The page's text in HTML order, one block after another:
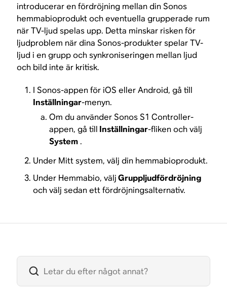
introducerar en fördröjning mellan din Sonos
hemmabioprodukt och eventuella grupperade rum
när TV-ljud spelas upp. Detta minskar risken för
ljudproblem när dina Sonos-produkter spelar TV-
ljud i en grupp och synkroniseringen mellan ljud
och bild inte är kritisk.
I Sonos-appen för iOS eller Android, gå till
Inställningar-menyn.
Om du använder Sonos S1 Controller-
appen, gå till Inställningar-fliken och välj
System.
Under Mitt system, välj din hemmabioprodukt.
Under Hemmabio, väljGruppljudfördröjning
och välj sedan ett fördröjningsalternativ.